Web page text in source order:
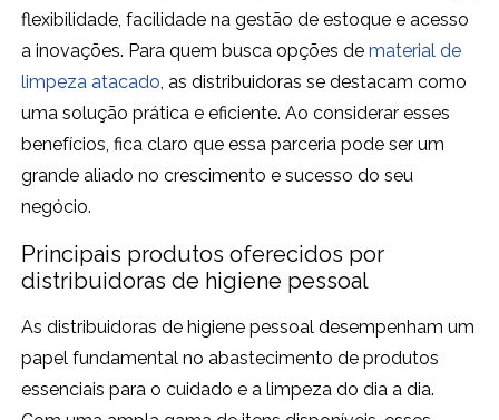
flexibilidade, facilidade na gestão de estoque e acesso
a inovações. Para quem busca opções dematerial de
limpeza atacado, as distribuidoras se destacam como
uma solução prática e eficiente. Ao considerar esses
benefícios, fica claro que essa parceria pode ser um
grande aliado no crescimento e sucesso do seu
negócio.
Principais produtos oferecidos por
distribuidoras de higiene pessoal
As distribuidoras de higiene pessoal desempenham um
papel fundamental no abastecimento de produtos
essenciais para o cuidado e a limpeza do dia a dia.